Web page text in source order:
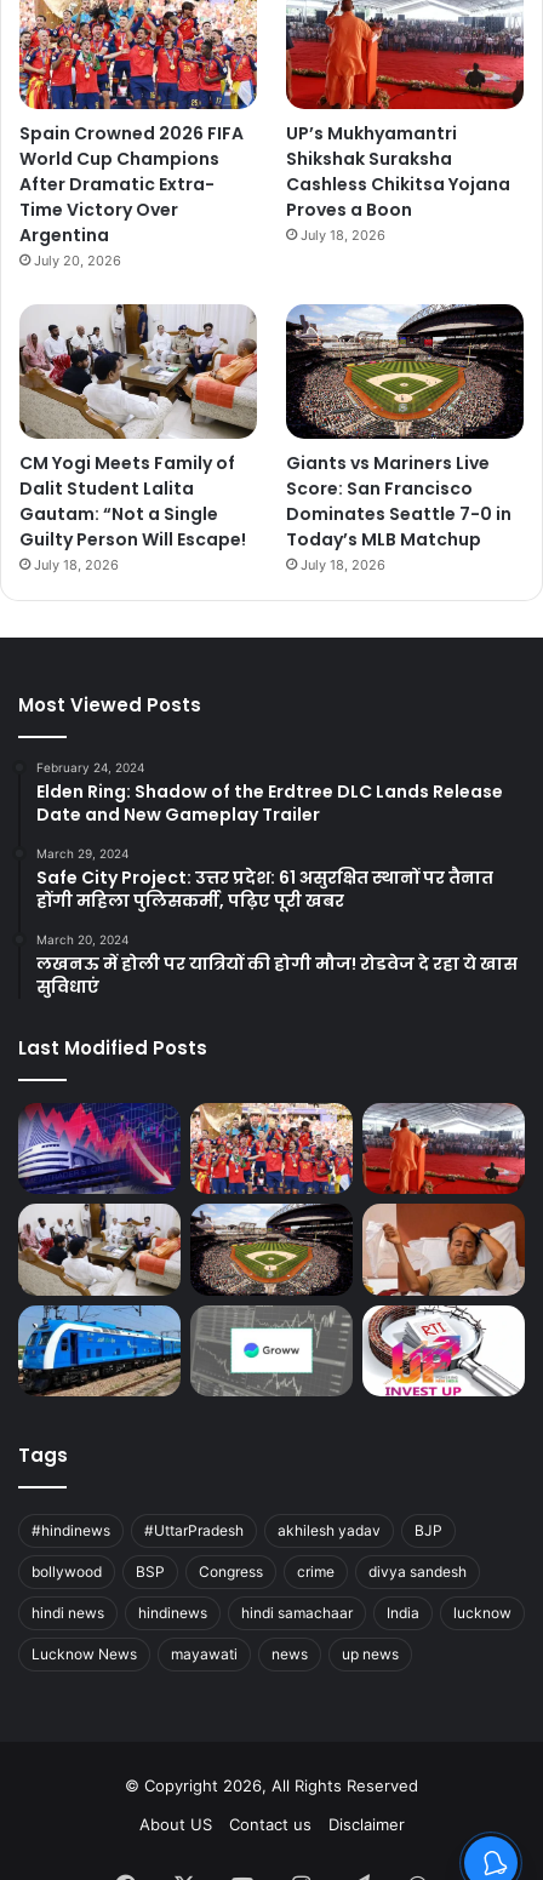
Spain Crowned 2026 FIFA
World Cup Champions
After Dramatic Extra-
Time Victory Over
Argentina
July 20, 2026
UP’s Mukhyamantri
Shikshak Suraksha
Cashless Chikitsa Yojana
Proves a Boon
July 18, 2026
CM Yogi Meets Family of
Dalit Student Lalita
Gautam: “Not a Single
Guilty Person Will Escape!
July 18, 2026
Giants vs Mariners Live
Score: San Francisco
Dominates Seattle 7-0 in
Today’s MLB Matchup
July 18, 2026
Most Viewed Posts
February 24, 2024
Elden Ring: Shadow of the Erdtree DLC Lands Release
Date and New Gameplay Trailer
March 29, 2024
Safe City Project: उत्तर प्रदेश: 61 असुरक्षित स्थानों पर तैनात
होंगी महिला पुलिसकर्मी, पढ़िए पूरी खबर
March 20, 2024
लखनऊ में होली पर यात्रियों की होगी मौज! रोडवेज दे रहा ये खास
सुविधाएं
Last Modified Posts
Tags
#hindinews #UttarPradesh akhilesh yadav BJP
bollywood BSP Congress crime divya sandesh
hindi news hindinews hindi samachaar India lucknow
Lucknow News mayawati news up news
© Copyright 2026, All Rights Reserved
About US
Contact us Disclaimer